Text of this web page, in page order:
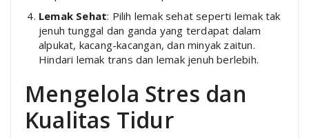
Lemak Sehat: Pilih lemak sehat seperti lemak tak
jenuh tunggal dan ganda yang terdapat dalam
alpukat, kacang-kacangan, dan minyak zaitun.
Hindari lemak trans dan lemak jenuh berlebih.
Mengelola Stres dan
Kualitas Tidur